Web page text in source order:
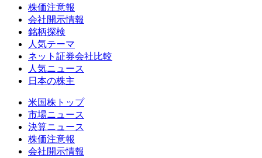
株価注意報
会社開示情報
銘柄探検
人気テーマ
ネット証券会社比較
人気ニュース
日本の株主
米国株トップ
市場ニュース
決算ニュース
株価注意報
会社開示情報